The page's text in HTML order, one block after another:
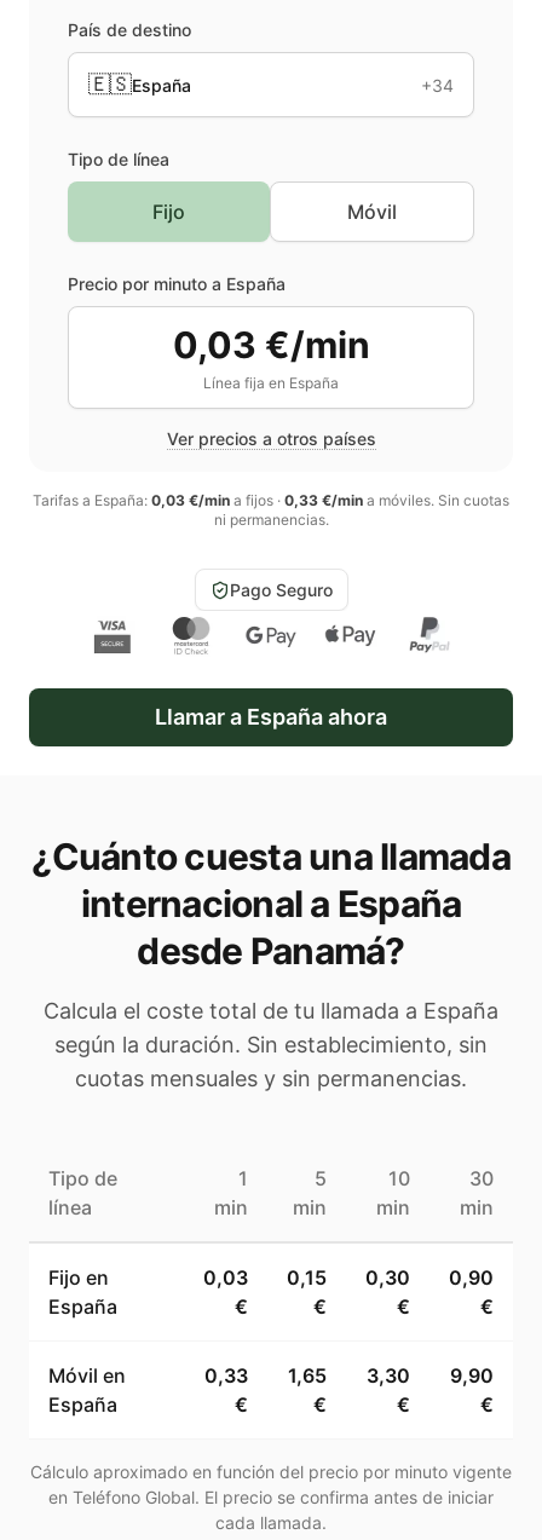
País de destino
🇪🇸España +34
Tipo de línea
Fijo Móvil
Precio por minuto a España
0,03 €/min
Línea fija en España
Ver precios a otros países
Tarifas a España: 0,03 €/min a fijos · 0,33 €/min a móviles. Sin cuotas
ni permanencias.
Pago Seguro
Llamar a Españaahora
¿Cuánto cuesta una llamada
internacional a España
desde Panamá?
Calcula el coste total de tu llamada a España
según la duración. Sin establecimiento, sin
cuotas mensuales y sin permanencias.
Tipo de
línea
1
min
5
min
10
min
30
min
Fijo en
España
0,03
€
0,15
€
0,30
€
0,90
€
Móvil en
España
0,33
€
1,65
€
3,30
€
9,90
€
Cálculo aproximado en función del precio por minuto vigente
en Teléfono Global. El precio se confirma antes de iniciar
cada llamada.